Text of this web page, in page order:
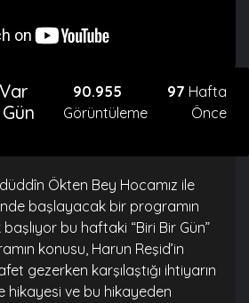
90.955
Görüntüleme
97 Hafta
Önce
Ökten Bey Hocamız ile
başlayacak bir programın
başlıyor bu haftaki “Biri Bir Gün”
konusu, Harun Reşid’in
gezerken karşılaştığı ihtiyarın
hikayesi ve bu hikayeden